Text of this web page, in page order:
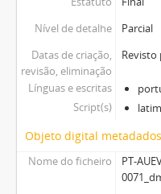
Nível de detalhe
Parcial
Datas de criação,
revisão, eliminação
Revisto
Línguas e escritas
Script(s)
latim
Objeto digital metadados
Nome do ficheiro
PT-